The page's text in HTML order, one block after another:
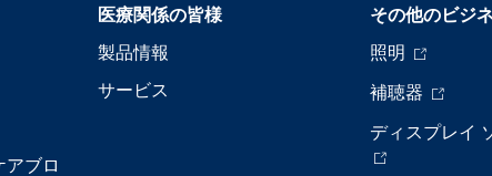
アブロ
医療関係の皆様
製品情報
サービス
その他のビジ
照明
補聴器
ディスプレイ